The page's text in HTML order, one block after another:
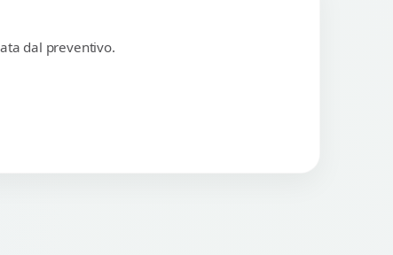
dal preventivo.